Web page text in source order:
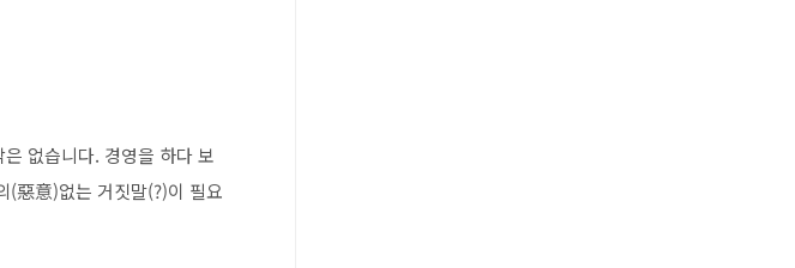
없습니다. 경영을 하다 보
(惡意)없는 거짓말(?)이 필요